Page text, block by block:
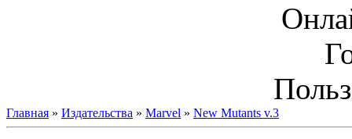
Главная » Издательства » Marvel » New Mutants v.3